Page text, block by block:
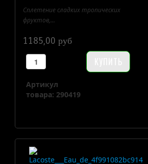
Сплетение сладких тропических
фруктов,...
1185,00 руб
Артикул
товара: 290419